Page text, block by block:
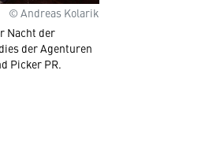
© Andreas Kolarik
Nacht der
der Agenturen
Picker PR.